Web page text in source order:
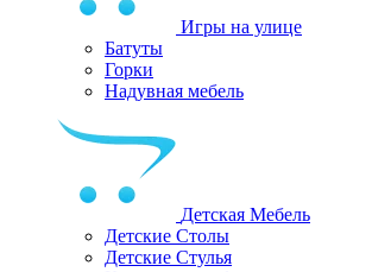
Игры на улице
Батуты
Горки
Надувная мебель
Детская Мебель
Детские Столы
Детские Стулья